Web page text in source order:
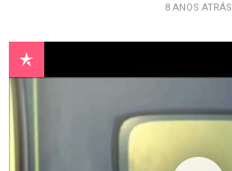
8 ANOS ATRÁS